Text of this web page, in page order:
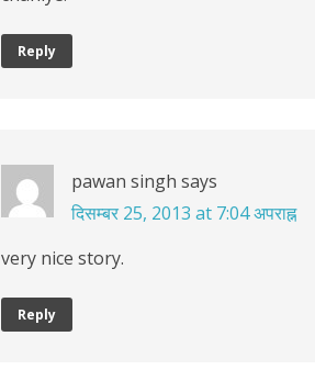
Reply
pawan singh says
दिसम्बर 25, 2013 at 7:04 अपराह्न
very nice story.
Reply